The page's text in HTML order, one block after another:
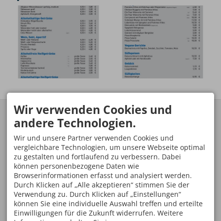
Service
STINESSER LIFTE FISCHEN
Markus Jörg
Mobil: 0171 9353792
SKISCHULE HAUBER
FISCHEN
Anette Schmied
Telefon: 08386 991082
Mobil: 0171 1866903
www.sport-
hauber.de/standort-
fischen
Zutritt auf die Pisten nach
Betriebsschluß nicht
gestattet!
Wir bitten um Verständnis,
ÖFFNUNGSZEITEN
Saison von 25.12.25 -
08.03.26
täglich von 8:30 bis 16:00
Wir verwenden Cookies und
andere Technologien.
Wir und unsere Partner verwenden Cookies und
vergleichbare Technologien, um unsere Webseite optimal
zu gestalten und fortlaufend zu verbessern. Dabei
können personenbezogene Daten wie
Browserinformationen erfasst und analysiert werden.
Durch Klicken auf „Alle akzeptieren“ stimmen Sie der
Verwendung zu. Durch Klicken auf „Einstellungen“
können Sie eine individuelle Auswahl treffen und erteilte
Einwilligungen für die Zukunft widerrufen. Weitere